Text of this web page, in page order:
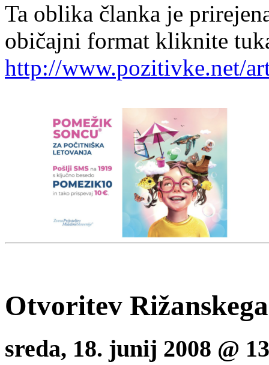
Ta oblika članka je
običajni format kliknite
http://www.pozitivke.net/
Otvoritev
sreda, 18. junij 2008 @